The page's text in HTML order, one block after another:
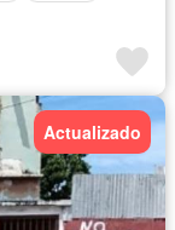
Actualizado